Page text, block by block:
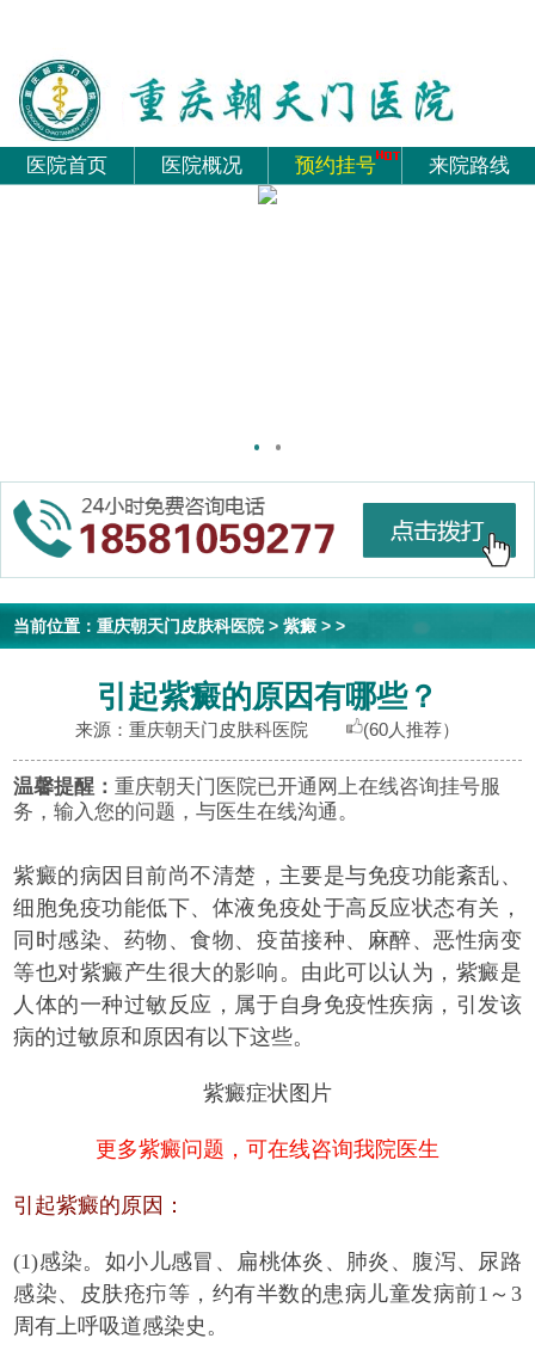
医院首页 医院概况 预约挂号 来院路线
当前位置：重庆朝天门皮肤科医院>紫癜 > >
引起紫癜的原因有哪些？
来源：重庆朝天门皮肤科医院 (60人推荐）
温馨提醒：重庆朝天门医院已开通网上在线咨询挂号服
务，输入您的问题，与医生在线沟通。
紫癜的病因目前尚不清楚，主要是与免疫功能紊乱、
细胞免疫功能低下、体液免疫处于高反应状态有关，
同时感染、药物、食物、疫苗接种、麻醉、恶性病变
等也对紫癜产生很大的影响。由此可以认为，紫癜是
人体的一种过敏反应，属于自身免疫性疾病，引发该
病的过敏原和原因有以下这些。
紫癜症状图片
更多紫癜问题，可在线咨询我院医生
引起紫癜的原因：
(1)感染。如小儿感冒、扁桃体炎、肺炎、腹泻、尿路
感染、皮肤疮疖等，约有半数的患病儿童发病前1～3
周有上呼吸道感染史。